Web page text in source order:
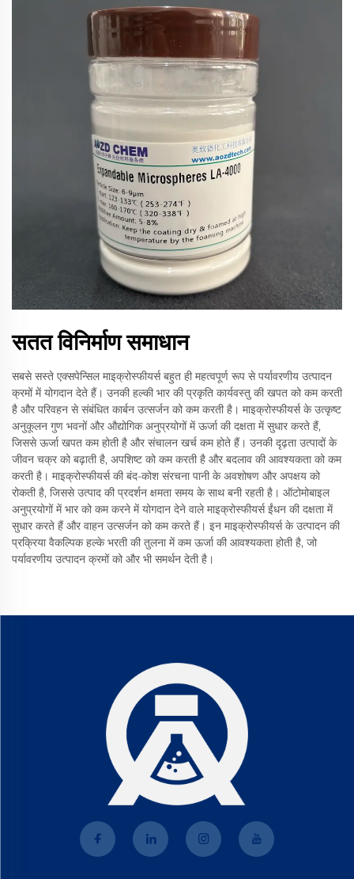
सतत विनिर्माण समाधान
सबसे सस्ते एक्सपेन्सिल माइक्रोस्फीयर्स बहुत ही महत्वपूर्ण रूप से पर्यावरणीय उत्पादन
क्रमों में योगदान देते हैं। उनकी हल्की भार की प्रकृति कार्यवस्तु की खपत को कम करती
है और परिवहन से संबंधित कार्बन उत्सर्जन को कम करती है। माइक्रोस्फीयर्स के उत्कृष्ट
अनुकूलन गुण भवनों और औद्योगिक अनुप्रयोगों में ऊर्जा की दक्षता में सुधार करते हैं,
जिससे ऊर्जा खपत कम होती है और संचालन खर्च कम होते हैं। उनकी दृढ़ता उत्पादों के
जीवन चक्र को बढ़ाती है, अपशिष्ट को कम करती है और बदलाव की आवश्यकता को कम
करती है। माइक्रोस्फीयर्स की बंद-कोश संरचना पानी के अवशोषण और अपक्षय को
रोकती है, जिससे उत्पाद की प्रदर्शन क्षमता समय के साथ बनी रहती है। ऑटोमोबाइल
अनुप्रयोगों में भार को कम करने में योगदान देने वाले माइक्रोस्फीयर्स ईंधन की दक्षता में
सुधार करते हैं और वाहन उत्सर्जन को कम करते हैं। इन माइक्रोस्फीयर्स के उत्पादन की
प्रक्रिया वैकल्पिक हल्के भरती की तुलना में कम ऊर्जा की आवश्यकता होती है, जो
पर्यावरणीय उत्पादन क्रमों को और भी समर्थन देती है।